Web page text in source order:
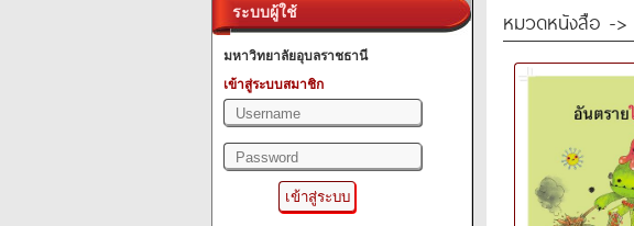
ระบบผู้ใช้
มหาวิทยาลัยอุบลราชธานี
เข้าสู่ระบบสมาชิก
หมวดหนังสือ ->